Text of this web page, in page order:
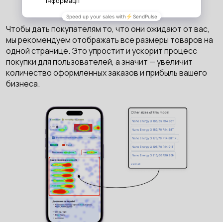
Чтобы дать покупателям то, что они ожидают от вас,
мы рекомендуем отображать все размеры товаров на
одной странице. Это упростит и ускорит процесс
покупки для пользователей, а значит — увеличит
количество оформленных заказов и прибыль вашего
бизнеса.